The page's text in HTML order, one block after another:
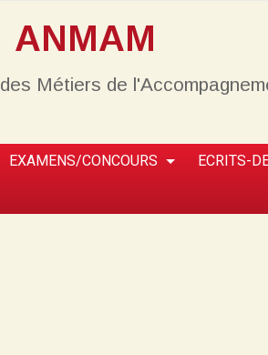
ANMAM
Métiers de
EXAMENS/CONCOURS ECRITS-